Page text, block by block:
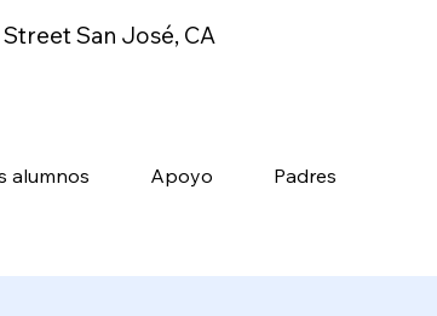
Street San José, CA
alumnos Apoyo Padres